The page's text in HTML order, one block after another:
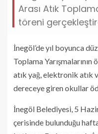
Arası Atık
töreni
İnegöl’de yıl boyunca
Toplama
atık yağ, elektronik atık
dereceye giren okullar
İnegöl Belediyesi, 5
çerisinde bulunduğu